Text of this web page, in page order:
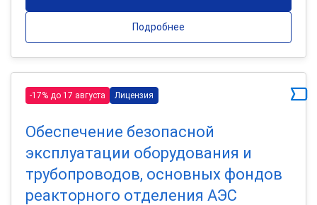
Подробнее
-17% до 17 августа Лицензия
Обеспечение безопасной
эксплуатации оборудования и
трубопроводов, основных фондов
реакторного отделения АЭС